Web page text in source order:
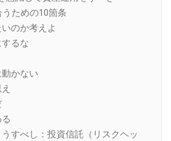
ための10箇条
のか考えよ
するな
かない
すべし：投資信託（リスクヘッ